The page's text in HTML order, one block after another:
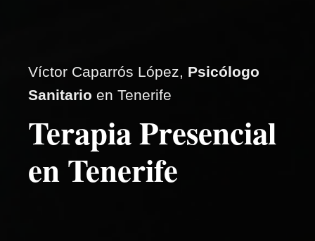
Víctor Caparrós López, Psicólogo
Sanitario en Tenerife
Terapia Presencial
en Tenerife